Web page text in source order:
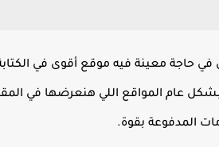
معينة فيه موقع أقوى في
عام المواقع اللي هنعرضها في